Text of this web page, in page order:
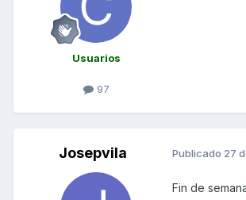
Usuarios
97
Josepvila Publicado 27
Fin de